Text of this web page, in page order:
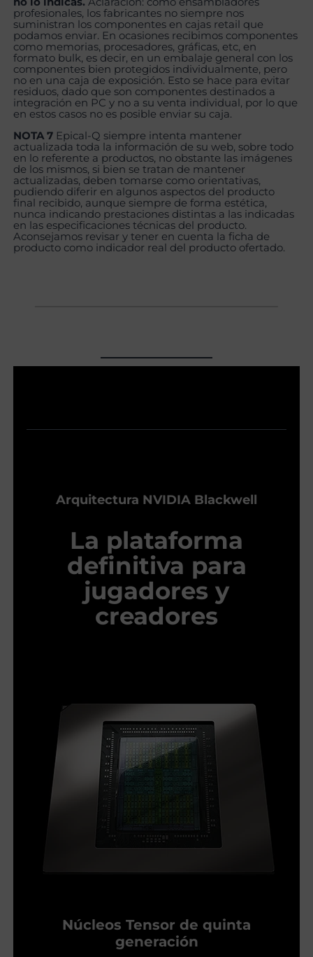
profesionales, los fabricantes no siempre nos
suministran los componentes en cajas retail que
podamos enviar. En ocasiones recibimos componentes
como memorias, procesadores, gráficas, etc, en
formato bulk, es decir, en un embalaje general con los
componentes bien protegidos individualmente, pero
no en una caja de exposición. Esto se hace para evitar
residuos, dado que son componentes destinados a
integración en PC y no a su venta individual, por lo que
en estos casos no es posible enviar su caja.
NOTA 7 Epical-Q siempre intenta mantener
actualizada toda la información de su web, sobre todo
en lo referente a productos, no obstante las imágenes
de los mismos, si bien se tratan de mantener
actualizadas, deben tomarse como orientativas,
pudiendo diferir en algunos aspectos del producto
final recibido, aunque siempre de forma estética,
nunca indicando prestaciones distintas a las indicadas
en las especificaciones técnicas del producto.
Aconsejamos revisar y tener en cuenta la ficha de
producto como indicador real del producto ofertado.
Arquitectura NVIDIA Blackwell
La plataforma
definitiva para
jugadores y
creadores
Núcleos Tensor de quinta
generación